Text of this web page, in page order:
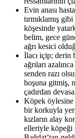
Evin anası
tırmıklamış
köşesinde
belim, gece
ağrı kesici
İlacı içip; derin
ağrıları
senden razı
hoşuna gitmiş,
çadırdan
Köpek
bir korkuyla
kızların alay
elleriyle